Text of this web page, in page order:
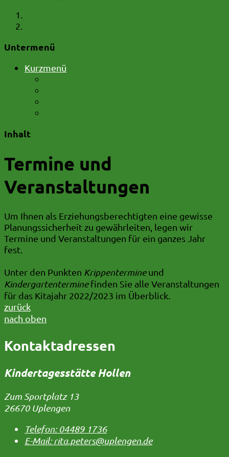
Untermenü
Kurzmenü
Inhalt
Termine und
Veranstaltungen
Um Ihnen als Erziehungsberechtigten eine gewisse
Planungssicherheit zu gewährleiten, legen wir
Termine und Veranstaltungen für ein ganzes Jahr
fest.
Unter den Punkten Krippentermineund
Kindergartenterminefinden Sie alle Veranstaltungen
für das Kitajahr 2022/2023 im Überblick.
zurück
nach oben
Kontaktadressen
Kindertagesstätte Hollen
Zum Sportplatz 13
26670 Uplengen
Telefon:04489 1736
E-Mail:rita.peters@uplengen.de